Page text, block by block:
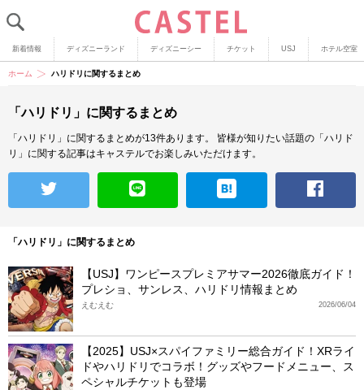
新着情報 ディズニーランド ディズニーシー チケット USJ ホテル空室
ホーム ハリドリに関するまとめ
「ハリドリ」に関するまとめ
「ハリドリ」に関するまとめが13件あります。
皆様が知りたい話題の「ハリド
リ」に関する記事はキャステルでお楽しみいただけます。
「ハリドリ」に関するまとめ
【USJ】ワンピースプレミアサマー2026徹底ガイド！
プレショ、サンレス、ハリドリ情報まとめ
2026/06/04
えむえむ
【2025】USJ×スパイファミリー総合ガイド！XRライ
ドやハリドリでコラボ！グッズやフードメニュー、ス
ペシャルチケットも登場